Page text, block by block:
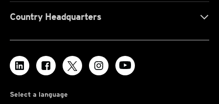
Country Headquarters
Select a language